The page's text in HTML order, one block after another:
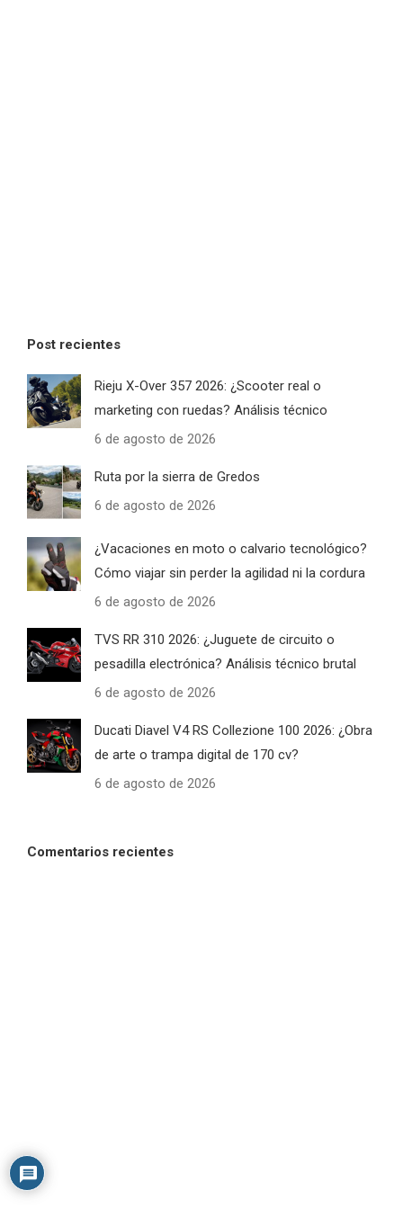
Post recientes
Rieju X-Over 357 2026: ¿Scooter real o
marketing con ruedas? Análisis técnico
6 de agosto de 2026
Ruta por la sierra de Gredos
6 de agosto de 2026
¿Vacaciones en moto o calvario tecnológico?
Cómo viajar sin perder la agilidad ni la cordura
6 de agosto de 2026
TVS RR 310 2026: ¿Juguete de circuito o
pesadilla electrónica? Análisis técnico brutal
6 de agosto de 2026
Ducati Diavel V4 RS Collezione 100 2026: ¿Obra
de arte o trampa digital de 170 cv?
6 de agosto de 2026
Comentarios recientes